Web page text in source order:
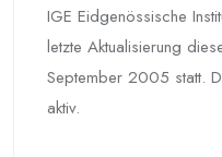
IGE Eidgenössische
letzte Aktualisierung
September 2005 statt.
aktiv.